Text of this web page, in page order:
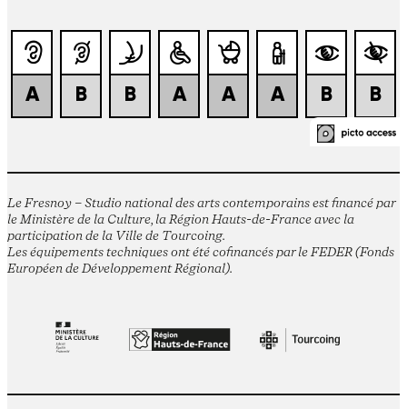
Le Fresnoy – Studio national des arts contemporains est financé par
le Ministère de la Culture, la Région Hauts-de-France avec la
participation de la Ville de Tourcoing.
Les équipements techniques ont été cofinancés par le FEDER (Fonds
Européen de Développement Régional).